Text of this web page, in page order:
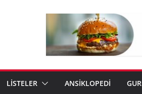
LİSTELER ANSİKLOPEDİ